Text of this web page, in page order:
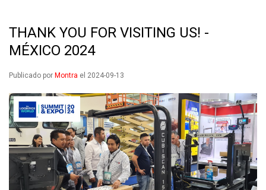
THANK YOU FOR VISITING US! -
MÉXICO 2024
Publicado por Montra el 2024-09-13